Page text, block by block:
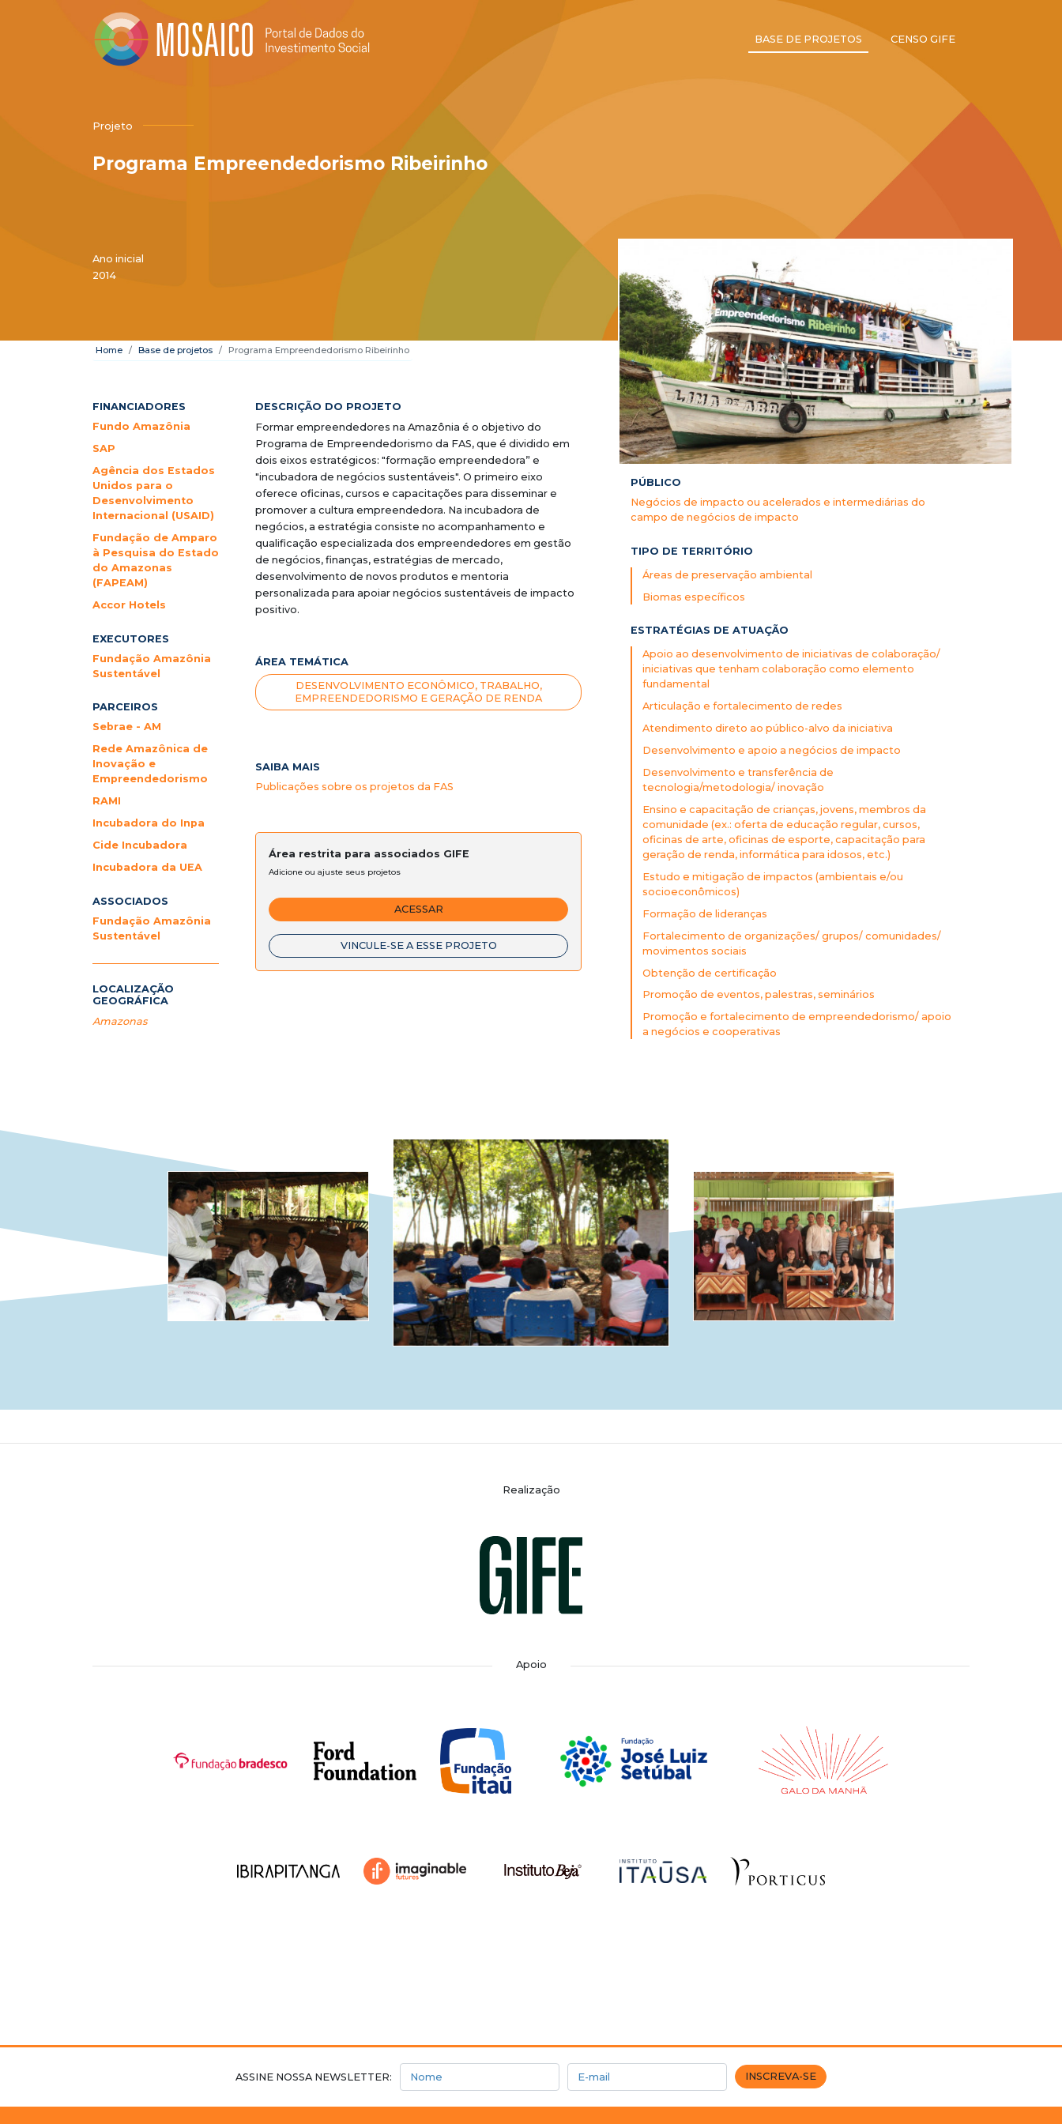
BASE DE PROJETOS CENSO GIFE
Projeto
Programa Empreendedorismo Ribeirinho
Ano inicial
2014
Home Base de projetos Programa Empreendedorismo Ribeirinho
FINANCIADORES
Fundo Amazônia
SAP
Agência dos Estados
Unidos para o
Desenvolvimento
Internacional (USAID)
Fundação de Amparo
à Pesquisa do Estado
do Amazonas
(FAPEAM)
Accor Hotels
EXECUTORES
Fundação Amazônia
Sustentável
PARCEIROS
Sebrae - AM
Rede Amazônica de
Inovação e
Empreendedorismo
RAMI
Incubadora do Inpa
Cide Incubadora
Incubadora da UEA
ASSOCIADOS
Fundação Amazônia
Sustentável
LOCALIZAÇÃO
GEOGRÁFICA
Amazonas
DESCRIÇÃO DO PROJETO
Formar empreendedores na Amazônia é o objetivo do
Programa de Empreendedorismo da FAS, que é dividido em
dois eixos estratégicos: "formação empreendedora” e
"incubadora de negócios sustentáveis". O primeiro eixo
oferece oficinas, cursos e capacitações para disseminar e
promover a cultura empreendedora. Na incubadora de
negócios, a estratégia consiste no acompanhamento e
qualificação especializada dos empreendedores em gestão
de negócios, finanças, estratégias de mercado,
desenvolvimento de novos produtos e mentoria
personalizada para apoiar negócios sustentáveis de impacto
positivo.
ÁREA TEMÁTICA
DESENVOLVIMENTO ECONÔMICO, TRABALHO,
EMPREENDEDORISMO E GERAÇÃO DE RENDA
SAIBA MAIS
Publicações sobre os projetos da FAS
Área restrita para associados GIFE
Adicione ou ajuste seus projetos
ACESSAR
VINCULE-SE A ESSE PROJETO
PÚBLICO
Negócios de impacto ou acelerados e intermediárias do
campo de negócios de impacto
TIPO DE TERRITÓRIO
Áreas de preservação ambiental
Biomas específicos
ESTRATÉGIAS DE ATUAÇÃO
Apoio ao desenvolvimento de iniciativas de colaboração/
iniciativas que tenham colaboração como elemento
fundamental
Articulação e fortalecimento de redes
Atendimento direto ao público-alvo da iniciativa
Desenvolvimento e apoio a negócios de impacto
Desenvolvimento e transferência de
tecnologia/metodologia/ inovação
Ensino e capacitação de crianças, jovens, membros da
comunidade (ex.: oferta de educação regular, cursos,
oficinas de arte, oficinas de esporte, capacitação para
geração de renda, informática para idosos, etc.)
Estudo e mitigação de impactos (ambientais e/ou
socioeconômicos)
Formação de lideranças
Fortalecimento de organizações/ grupos/ comunidades/
movimentos sociais
Obtenção de certificação
Promoção de eventos, palestras, seminários
Promoção e fortalecimento de empreendedorismo/ apoio
a negócios e cooperativas
Realização
Apoio
ASSINE NOSSA NEWSLETTER:Nome E-mail INSCREVA-SE